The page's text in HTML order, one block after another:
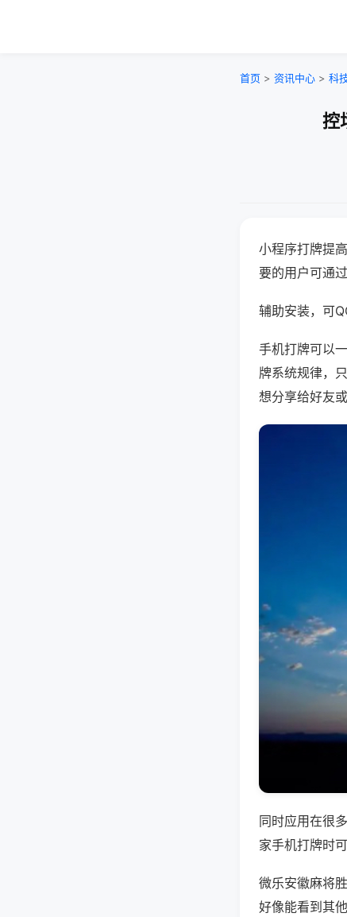
首页 > 资讯中心 > 科
控
小程序打牌提
要的用户可通
辅助安装，可
手机打牌可以
牌系统规律，
想分享给好友
同时应用在很
家手机打牌时
微乐安徽麻将
好像能看到其